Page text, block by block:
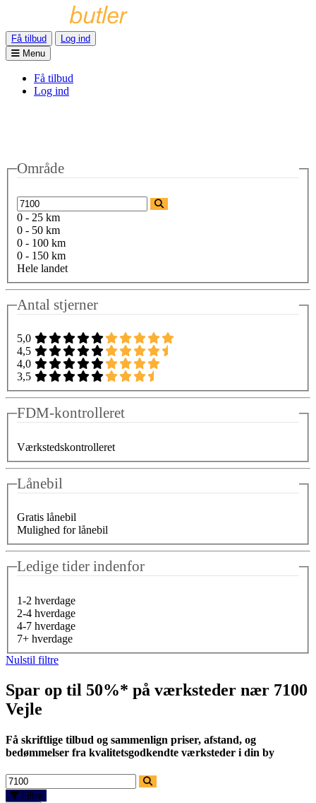
Få tilbud
Log ind
Menu
Få tilbud
Log ind
Område
0 - 25 km
0 - 50 km
0 - 100 km
0 - 150 km
Hele landet
Antal stjerner
5,0
4,5
4,0
3,5
FDM-kontrolleret
Værkstedskontrolleret
Lånebil
Gratis lånebil
Mulighed for lånebil
Ledige tider indenfor
1-2 hverdage
2-4 hverdage
4-7 hverdage
7+ hverdage
Nulstil filtre
Spar op til 50%* på værksteder nær 7100
Vejle
Få skriftlige tilbud og sammenlign priser, afstand, og
bedømmelser fra kvalitetsgodkendte værksteder i din by
Filtre